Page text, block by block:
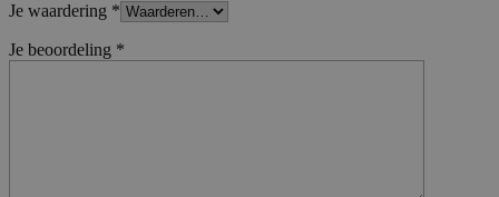
Je waardering *
Je beoordeling *